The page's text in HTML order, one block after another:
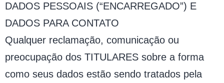
DADOS PESSOAIS (“ENCARREGADO”) E
DADOS PARA CONTATO
Qualquer reclamação, comunicação ou
preocupação dos TITULARES sobre a forma
como seus dados estão sendo tratados pela